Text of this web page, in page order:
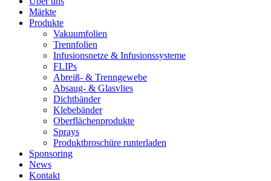
Märkte
Produkte
Vakuumfolien
Trennfolien
Infusionsnetze & Infusionssysteme
FLIPs
Abreiß- & Trenngewebe
Absaug- & Glasvlies
Dichtbänder
Klebebänder
Oberflächenprodukte
Sprays
Produktbroschüre runterladen
Sponsoring
News
Kontakt